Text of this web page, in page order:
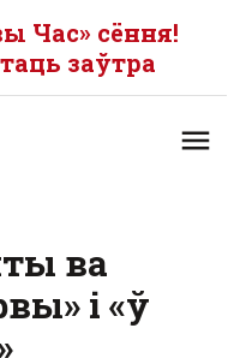
Час» сёння!
заўтра
ва
і «ў